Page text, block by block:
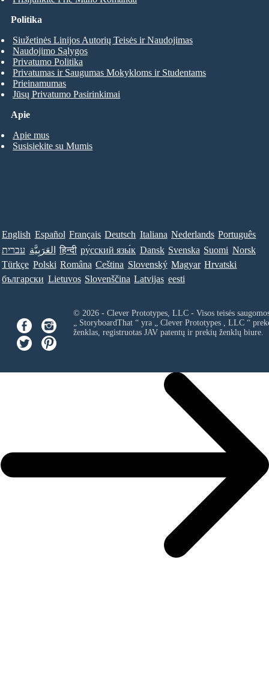
Apie
Apie mus
Susisiekite su Mumis
Politika
Siužetinės Linijos Autorių Teisės ir Naudojimas
Naudojimo Sąlygos
Privatumo Politika
Privatumas ir Saugumas Mokykloms ir Studentams
Prieinamumas
Jūsų Privatumo Pasirinkimai
English Español Français Deutsch Italiana Nederlands Português
עברית العَرَبِيَّة हिन्दी ру́сский язы́к Dansk Svenska Suomi Norsk
Türkçe Polski Româna Ceština Slovenský Magyar Hrvatski
български Lietuvos Slovenščina Latvijas eesti
© 2026 - Clever Prototypes, LLC - Visos teisės
„ StoryboardThat “ yra „ Clever Prototypes , LLC“
ženklas, registruotas JAV patentų ir prekių ženklų biure.